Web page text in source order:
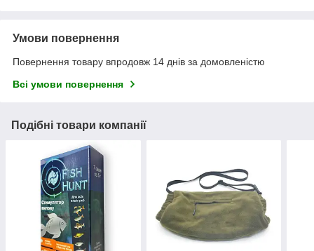
Умови повернення
Повернення товару впродовж 14 днів за домовленістю
Всі умови повернення
Подібні товари компанії